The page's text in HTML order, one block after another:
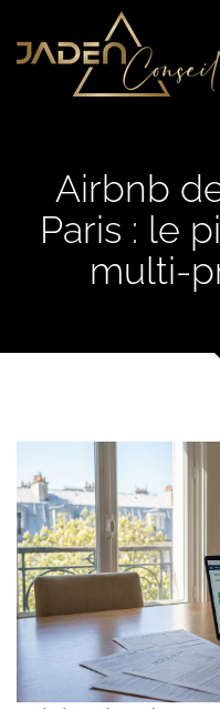
Airbnb
Paris : le
multi-